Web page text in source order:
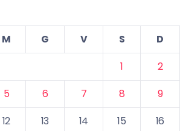
M G V S
D
1
2
5 6 7 8
9
12 13 14 15
16